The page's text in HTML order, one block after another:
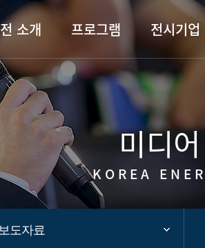
본문으
주메뉴
카피라이트
소개 프로그램 전시기업
미디
KOREA
도자료